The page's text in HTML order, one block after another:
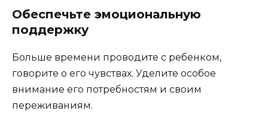
Обеспечьте эмоциональную
поддержку
Больше времени проводите с ребенком,
говорите о его чувствах. Уделите особое
внимание его потребностям и своим
переживаниям.